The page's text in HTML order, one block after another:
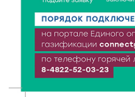
6 Авг 2026 14:55 105
В Твери создали
добавок, повышающие
сельхозживотных